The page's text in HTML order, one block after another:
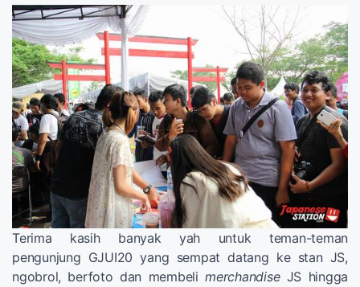
Terima kasih banyak yah untuk teman-teman
pengunjung GJUI20 yang sempat datang ke stan JS,
ngobrol, berfoto dan membelimerchandiseJS hingga